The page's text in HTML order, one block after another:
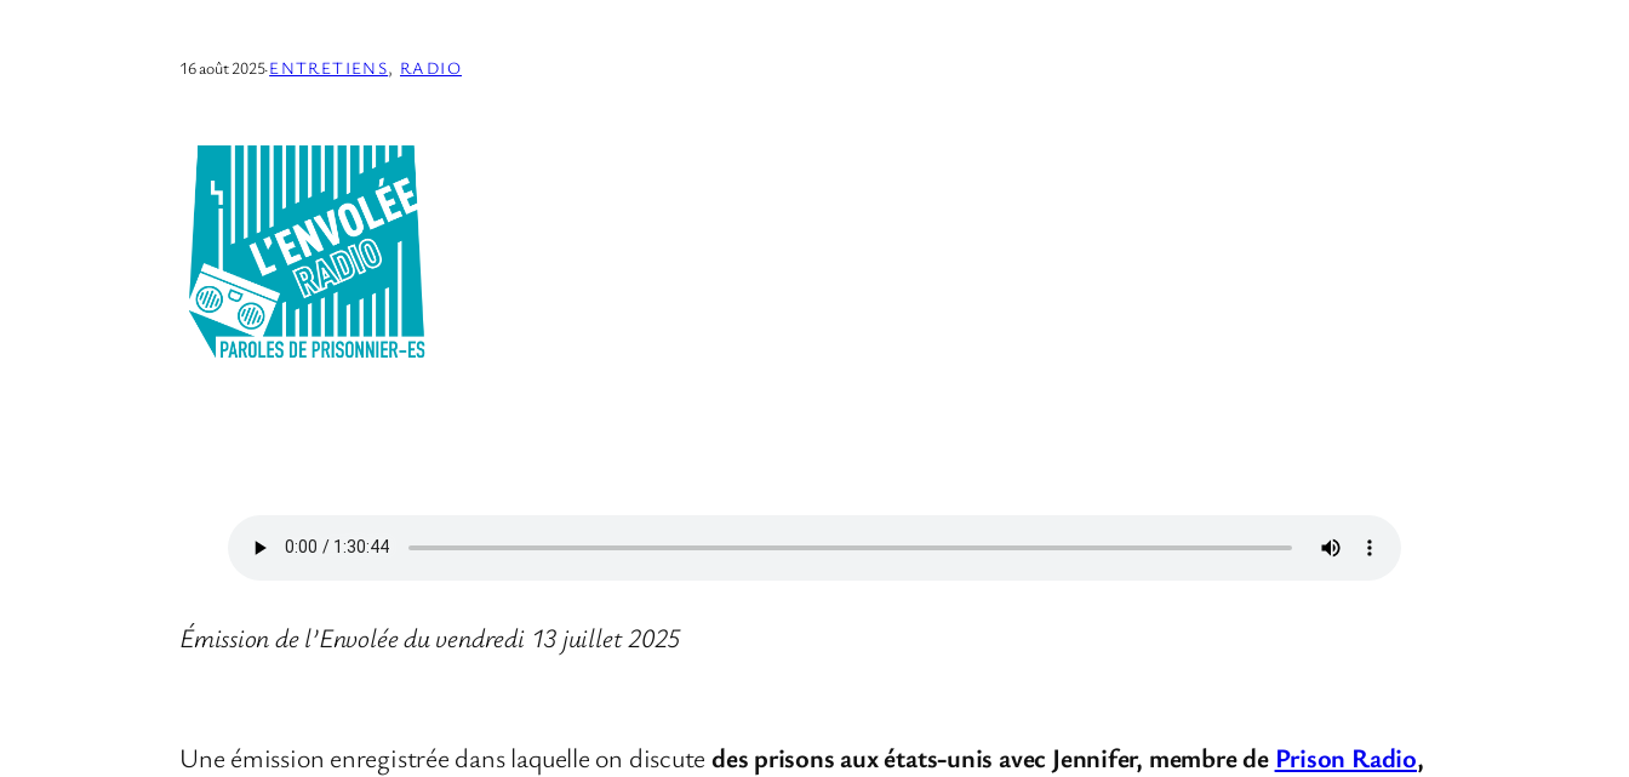
16 août 2025·ENTRETIENS, RADIO
Émission de l’Envolée du vendredi 13 juillet 2025
Une émission enregistrée dans laquelle on discute des prisons aux états-unis avec Jennifer, membre de Prison Radio,